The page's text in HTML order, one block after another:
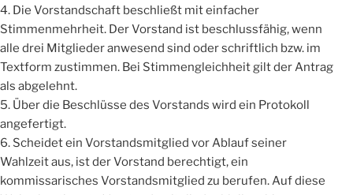
4. Die Vorstandschaft beschließt mit einfacher
Stimmenmehrheit. Der Vorstand ist beschlussfähig, wenn
alle drei Mitglieder anwesend sind oder schriftlich bzw. im
Textform zustimmen. Bei Stimmengleichheit gilt der Antrag
als abgelehnt.
5. Über die Beschlüsse des Vorstands wird ein Protokoll
angefertigt.
6. Scheidet ein Vorstandsmitglied vor Ablauf seiner
Wahlzeit aus, ist der Vorstand berechtigt, ein
kommissarisches Vorstandsmitglied zu berufen. Auf diese